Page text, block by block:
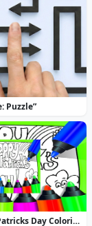
Puzzle”
Printable St Patricks Day Coloring Pages